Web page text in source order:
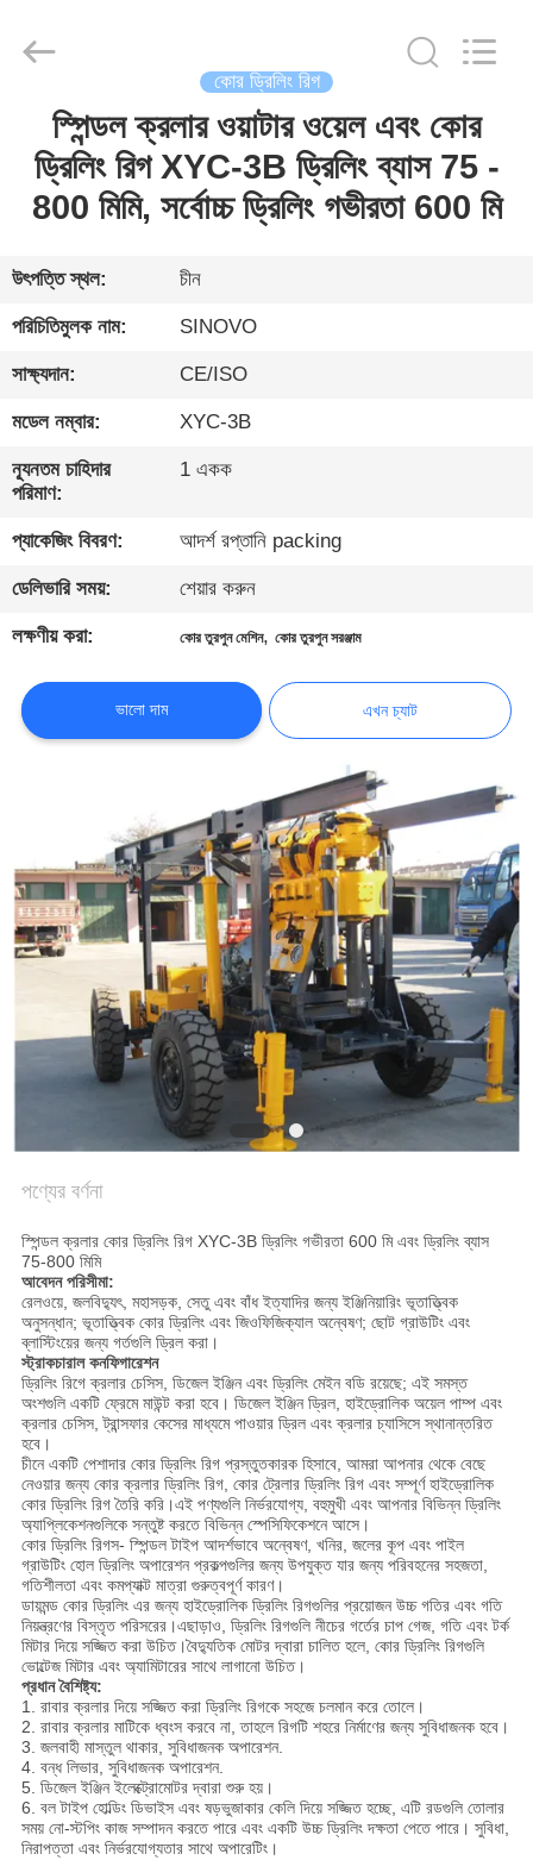
পণ্য
VR
প্রদর্শন
আমাদের
সম্পর্কে
কারখানা
ভ্রমণ
মান
যোগাযোগ
এখন
চ্যাট
COMPANY
NEWS
গোপনীয়তা
নীতি
Sinovo
Heavy
Reserved.
কোর ড্রিলিং রিগ
স্পিন্ডল ক্রলার ওয়াটার ওয়েল এবং কোর
ড্রিলিং রিগ XYC-3B ড্রিলিং ব্যাস 75 -
800 মিমি, সর্বোচ্চ ড্রিলিং গভীরতা 600 মি
উৎপত্তি স্থল: চীন
পরিচিতিমুলক নাম: SINOVO
সাক্ষ্যদান: CE/ISO
মডেল নম্বার: XYC-3B
ন্যূনতম চাহিদার
পরিমাণ:
1 একক
প্যাকেজিং বিবরণ: আদর্শ রপ্তানি packing
ডেলিভারি সময়: শেয়ার করুন
লক্ষণীয় করা: কোর তুরপুন মেশিন,কোর তুরপুন সরঞ্জাম
ভালো দাম এখন চ্যাট
পণ্যের বর্ণনা
স্পিন্ডল ক্রলার কোর ড্রিলিং রিগ XYC-3B ড্রিলিং গভীরতা 600 মি এবং ড্রিলিং ব্যাস
75-800 মিমি
আবেদন পরিসীমা:
রেলওয়ে, জলবিদ্যুৎ, মহাসড়ক, সেতু এবং বাঁধ ইত্যাদির জন্য ইঞ্জিনিয়ারিং ভূতাত্ত্বিক
অনুসন্ধান; ভূতাত্ত্বিক কোর ড্রিলিং এবং জিওফিজিক্যাল অন্বেষণ; ছোট গ্রাউটিং এবং
ব্লাস্টিংয়ের জন্য গর্তগুলি ড্রিল করা।
স্ট্রাকচারাল কনফিগারেশন
ড্রিলিং রিগে ক্রলার চেসিস, ডিজেল ইঞ্জিন এবং ড্রিলিং মেইন বডি রয়েছে; এই সমস্ত
অংশগুলি একটি ফ্রেমে মাউন্ট করা হবে। ডিজেল ইঞ্জিন ড্রিল, হাইড্রোলিক অয়েল পাম্প এবং
ক্রলার চেসিস, ট্রান্সফার কেসের মাধ্যমে পাওয়ার ড্রিল এবং ক্রলার চ্যাসিসে স্থানান্তরিত
হবে।
চীনে একটি পেশাদার কোর ড্রিলিং রিগ প্রস্তুতকারক হিসাবে, আমরা আপনার থেকে বেছে
নেওয়ার জন্য কোর ক্রলার ড্রিলিং রিগ, কোর ট্রেলার ড্রিলিং রিগ এবং সম্পূর্ণ হাইড্রোলিক
কোর ড্রিলিং রিগ তৈরি করি।এই পণ্যগুলি নির্ভরযোগ্য, বহুমুখী এবং আপনার বিভিন্ন ড্রিলিং
অ্যাপ্লিকেশনগুলিকে সন্তুষ্ট করতে বিভিন্ন স্পেসিফিকেশনে আসে।
কোর ড্রিলিং রিগস- স্পিন্ডল টাইপ আদর্শভাবে অন্বেষণ, খনির, জলের কূপ এবং পাইল
গ্রাউটিং হোল ড্রিলিং অপারেশন প্রকল্পগুলির জন্য উপযুক্ত যার জন্য পরিবহনের সহজতা,
গতিশীলতা এবং কমপ্যাক্ট মাত্রা গুরুত্বপূর্ণ কারণ।
ডায়মন্ড কোর ড্রিলিং এর জন্য হাইড্রোলিক ড্রিলিং রিগগুলির প্রয়োজন উচ্চ গতির এবং গতি
নিয়ন্ত্রণের বিস্তৃত পরিসরের।এছাড়াও, ড্রিলিং রিগগুলি নীচের গর্তের চাপ গেজ, গতি এবং টর্ক
মিটার দিয়ে সজ্জিত করা উচিত।বৈদ্যুতিক মোটর দ্বারা চালিত হলে, কোর ড্রিলিং রিগগুলি
ভোল্টেজ মিটার এবং অ্যামিটারের সাথে লাগানো উচিত।
প্রধান বৈশিষ্ট্য:
1. রাবার ক্রলার দিয়ে সজ্জিত করা ড্রিলিং রিগকে সহজে চলমান করে তোলে।
2. রাবার ক্রলার মাটিকে ধ্বংস করবে না, তাহলে রিগটি শহরে নির্মাণের জন্য সুবিধাজনক হবে।
3. জলবাহী মাস্তুল থাকার, সুবিধাজনক অপারেশন.
4. বন্ধ লিভার, সুবিধাজনক অপারেশন.
5. ডিজেল ইঞ্জিন ইলেক্ট্রোমোটর দ্বারা শুরু হয়।
6. বল টাইপ হোল্ডিং ডিভাইস এবং ষড়ভুজাকার কেলি দিয়ে সজ্জিত হচ্ছে, এটি রডগুলি তোলার
সময় নো-স্টপিং কাজ সম্পাদন করতে পারে এবং একটি উচ্চ ড্রিলিং দক্ষতা পেতে পারে। সুবিধা,
নিরাপত্তা এবং নির্ভরযোগ্যতার সাথে অপারেটিং।